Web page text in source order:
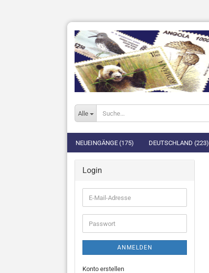
Alle
NEUEINGÄNGE (175) DEUTSCHLAND (223)
Login
E-
Mail-
Adresse
Passwort
ANMELDEN
Konto erstellen